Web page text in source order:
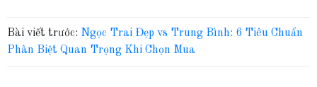
Bài viết trước: Ngọc Trai Đẹp vs Trung Bình: 6 Tiêu Chuẩn
Phân Biệt Quan Trọng Khi Chọn Mua